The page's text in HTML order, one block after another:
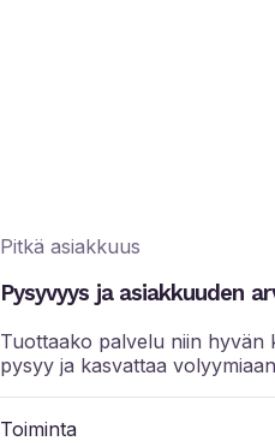
Pitkä asiakkuus
Pysyvyys ja asiakkuuden
Tuottaako palvelu niin hyvän
pysyy ja kasvattaa
Toiminta